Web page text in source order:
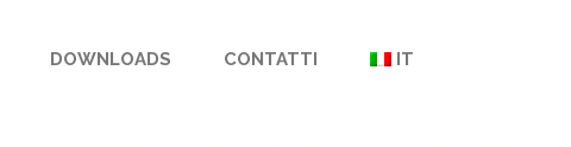
DOWNLOADS CONTATTI IT